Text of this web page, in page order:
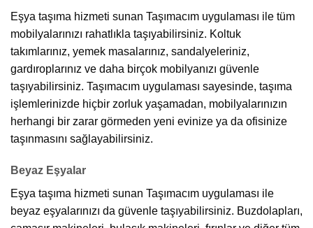
Eşya taşıma hizmeti sunan Taşımacım uygulaması ile tüm
mobilyalarınızı rahatlıkla taşıyabilirsiniz. Koltuk
takımlarınız, yemek masalarınız, sandalyeleriniz,
gardıroplarınız ve daha birçok mobilyanızı güvenle
taşıyabilirsiniz. Taşımacım uygulaması sayesinde, taşıma
işlemlerinizde hiçbir zorluk yaşamadan, mobilyalarınızın
herhangi bir zarar görmeden yeni evinize ya da ofisinize
taşınmasını sağlayabilirsiniz.
Beyaz Eşyalar
Eşya taşıma hizmeti sunan Taşımacım uygulaması ile
beyaz eşyalarınızı da güvenle taşıyabilirsiniz. Buzdolapları,